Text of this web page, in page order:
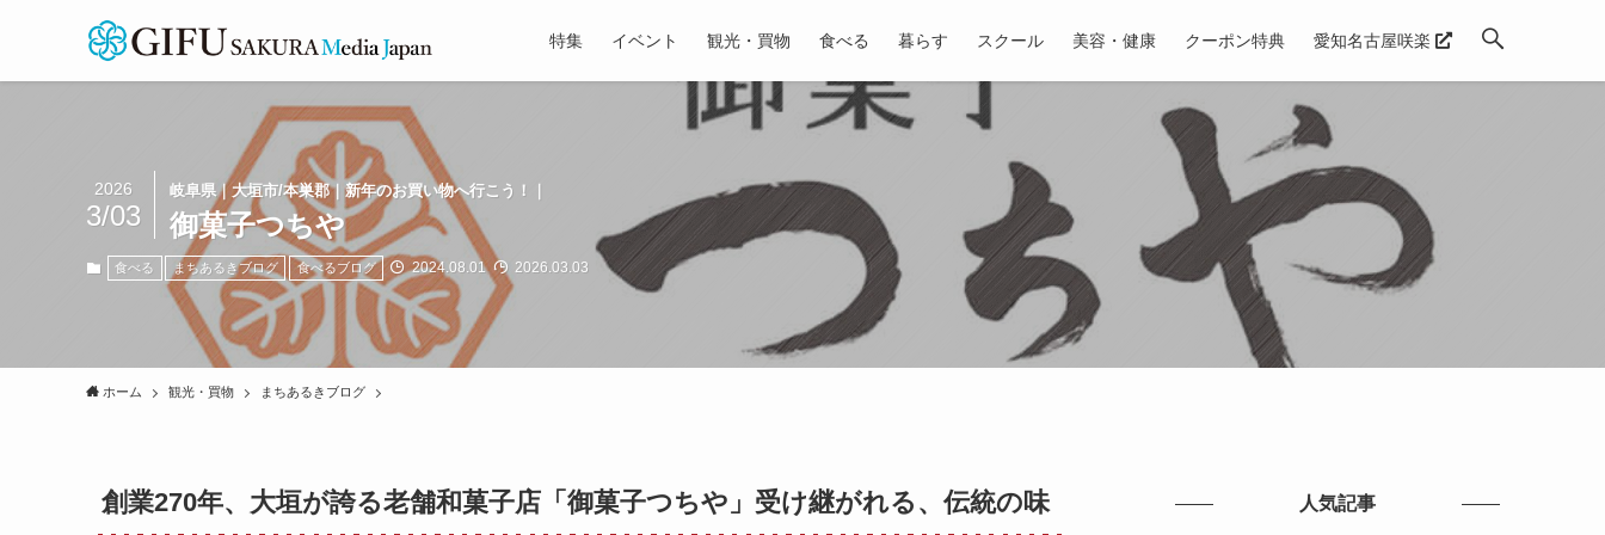
特集 イベント 観光・買物 食べる 暮らす スクール 美容・健康 クーポン特典 愛知名古屋咲楽
岐阜県｜大垣市/本巣郡｜新年のお買い物へ行こう！｜
御菓子つちや
2026
3/03
食べる まちあるきブログ 食べるブログ 2024.08.01 2026.03.03
ホーム 観光・買物 まちあるきブログ
創業270年、大垣が誇る老舗和菓子店「御菓子つちや」受け継がれる、伝統の味 人気記事